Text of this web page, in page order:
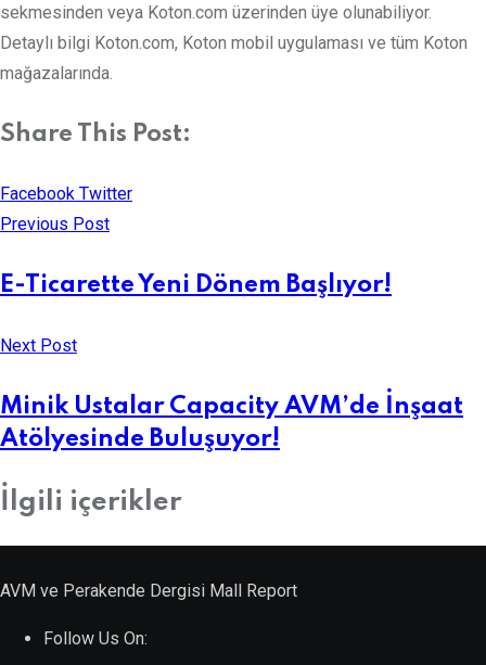
sekmesinden veya Koton.com üzerinden üye olunabiliyor.
Detaylı bilgi Koton.com, Koton mobil uygulaması ve tüm Koton
mağazalarında.
Share This Post:
Facebook TwitterLinkedIn
Whatsapp
Print
Share
Previous Post
E-Ticarette Yeni Dönem Başlıyor!
Next Post
Minik Ustalar Capacity AVM’de İnşaat
Atölyesinde Buluşuyor!
İlgili içerikler
Atamalar,Öne Çıkanlar
Oğul Sipahioğlu, Beymen Monobrand
AVM ve Perakende Dergisi Mall Report
Follow Us On: